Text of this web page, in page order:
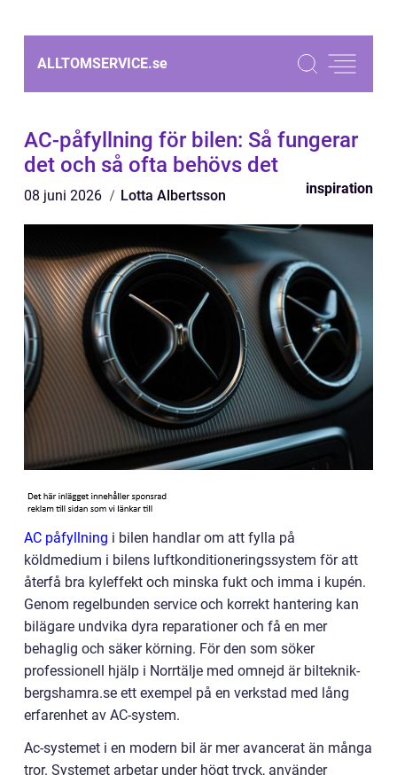
ALLTOMSERVICE.se
AC-påfyllning för bilen: Så fungerar
det och så ofta behövs det
08 juni 2026 Lotta Albertsson inspiration
AC påfyllning i bilen handlar om att fylla på
köldmedium i bilens luftkonditioneringssystem för att
återfå bra kyleffekt och minska fukt och imma i kupén.
Genom regelbunden service och korrekt hantering kan
bilägare undvika dyra reparationer och få en mer
behaglig och säker körning. För den som söker
professionell hjälp i Norrtälje med omnejd är bilteknik-
bergshamra.se ett exempel på en verkstad med lång
erfarenhet av AC-system.
Ac-systemet i en modern bil är mer avancerat än många
tror. Systemet arbetar under högt tryck, använder